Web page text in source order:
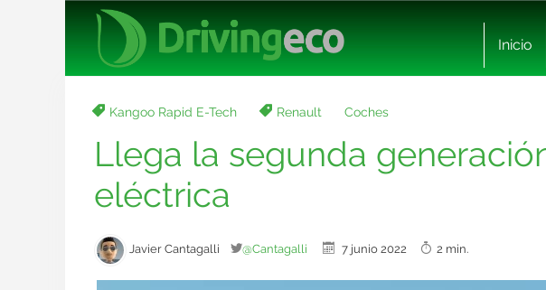
Inicio
Kangoo Rapid E-Tech Renault Coches
Llega la segunda
eléctrica
Javier Cantagalli @Cantagalli 7 junio 2022 2 min.